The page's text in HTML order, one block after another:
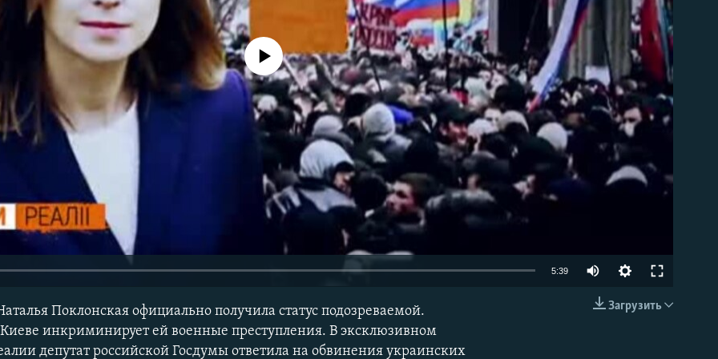
EMBED
No media source currently available
5:39
Загрузить
Поклонская официально получила статус подозреваемой.
инкриминирует ей военные преступления. В эксклюзивном
депутат российской Госдумы ответила на обвинения украинских